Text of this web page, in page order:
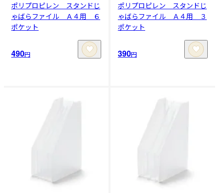
ポリプロピレン スタンドじ
ゃばらファイル Ａ４用 ６
ポケット
490円
ポリプロピレン スタンドじ
ゃばらファイル Ａ４用 ３
ポケット
390円